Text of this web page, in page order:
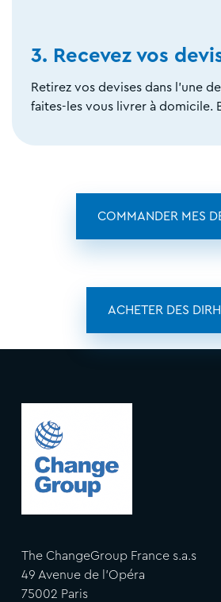
3. Recevez vos
Retirez vos devises dans l'une
faites-les vous livrer à domicile.
COMMANDER MES
ACHETER DES
The ChangeGroup France s.a.s
49 Avenue de l'Opéra
75002 Paris